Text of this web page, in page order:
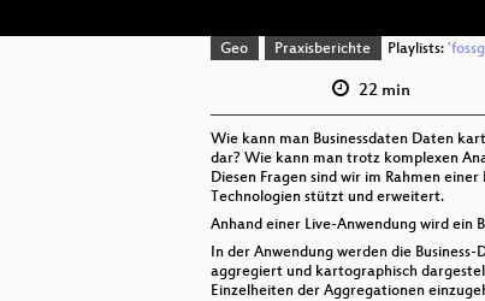
Geo Praxisberichte Playlists:
22 min
Wie kann man Businessdaten Daten
dar? Wie kann man trotz komplexen
Diesen Fragen sind wir im Rahmen
Technologien stützt und erweitert.
Anhand einer Live-Anwendung wird ein
In der Anwendung werden die
aggregiert und kartographisch
Einzelheiten der Aggregationen